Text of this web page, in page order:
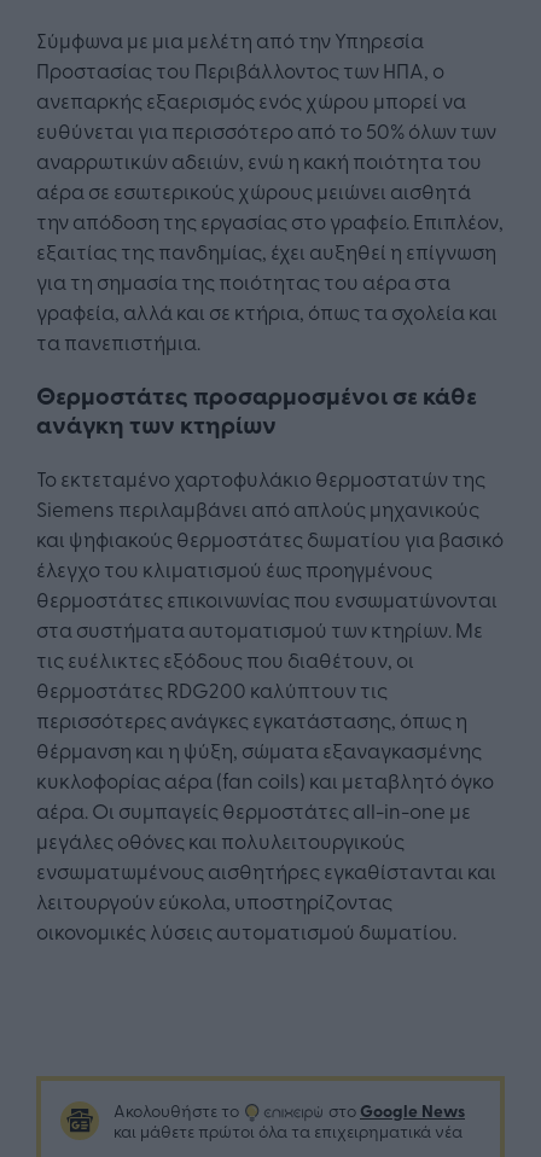
Σύμφωνα με μια μελέτη από την Υπηρεσία
Προστασίας του Περιβάλλοντος των ΗΠΑ, ο
ανεπαρκής εξαερισμός ενός χώρου μπορεί να
ευθύνεται για περισσότερο από το 50% όλων των
αναρρωτικών αδειών, ενώ η κακή ποιότητα του
αέρα σε εσωτερικούς χώρους μειώνει αισθητά
την απόδοση της εργασίας στο γραφείο. Επιπλέον,
εξαιτίας της πανδημίας, έχει αυξηθεί η επίγνωση
για τη σημασία της ποιότητας του αέρα στα
γραφεία, αλλά και σε κτήρια, όπως τα σχολεία και
τα πανεπιστήμια.
Θερμοστάτες προσαρμοσμένοι σε κάθε
ανάγκη των κτηρίων
Το εκτεταμένο χαρτοφυλάκιο θερμοστατών της
Siemens περιλαμβάνει από απλούς μηχανικούς
και ψηφιακούς θερμοστάτες δωματίου για βασικό
έλεγχο του κλιματισμού έως προηγμένους
θερμοστάτες επικοινωνίας που ενσωματώνονται
στα συστήματα αυτοματισμού των κτηρίων. Με
τις ευέλικτες εξόδους που διαθέτουν, οι
θερμοστάτες RDG200 καλύπτουν τις
περισσότερες ανάγκες εγκατάστασης, όπως η
θέρμανση και η ψύξη, σώματα εξαναγκασμένης
κυκλοφορίας αέρα (fan coils) και μεταβλητό όγκο
αέρα. Οι συμπαγείς θερμοστάτες all-in-one με
μεγάλες οθόνες και πολυλειτουργικούς
ενσωματωμένους αισθητήρες εγκαθίστανται και
λειτουργούν εύκολα, υποστηρίζοντας
οικονομικές λύσεις αυτοματισμού δωματίου.
Ακολουθήστε το στο Google News
και μάθετε πρώτοι όλα τα επιχειρηματικά νέα